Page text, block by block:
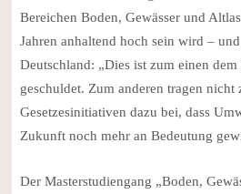
Bereichen Boden, Gewässer und
Jahren anhaltend hoch sein wird –
Deutschland: „Dies ist zum einen
geschuldet. Zum anderen tragen nicht
Gesetzesinitiativen dazu bei, dass
Zukunft noch mehr an Bedeutung
Der Masterstudiengang „Boden,